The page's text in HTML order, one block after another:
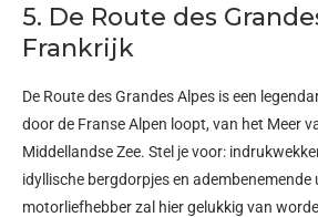
5. De Route des
Frankrijk
De Route des Grandes Alpes is een
door de Franse Alpen loopt, van het Meer
Middellandse Zee. Stel je voor:
idyllische bergdorpjes en adembenemende
motorliefhebber zal hier gelukkig van